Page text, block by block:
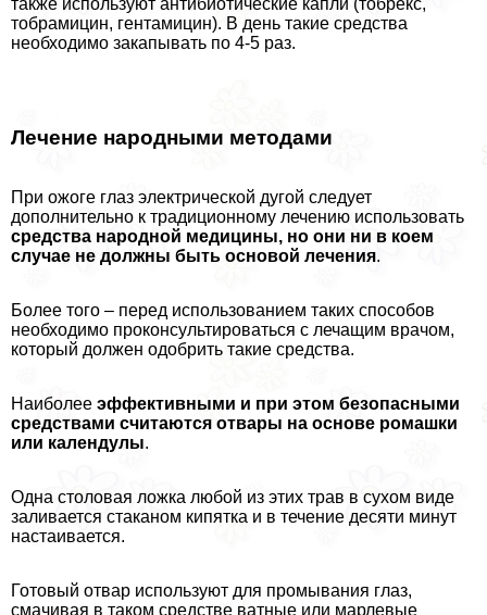
также используют антибиотические капли (тобрекс,
тобрамицин, гентамицин). В день такие средства
необходимо закапывать по 4-5 раз.
Лечение народными методами
При ожоге глаз электрической дугой следует
дополнительно к традиционному лечению использовать
средства народной медицины, но они ни в коем
случае не должны быть основой лечения.
Более того – перед использованием таких способов
необходимо проконсультироваться с лечащим врачом,
который должен одобрить такие средства.
Наиболее эффективными и при этом безопасными
средствами считаются отвары на основе ромашки
или календулы.
Одна столовая ложка любой из этих трав в сухом виде
заливается стаканом кипятка и в течение десяти минут
настаивается.
Готовый отвар используют для промывания глаз,
смачивая в таком средстве ватные или марлевые